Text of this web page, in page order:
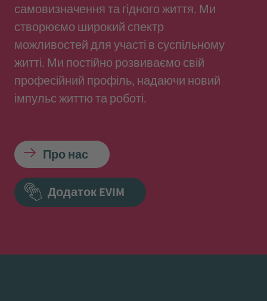
самовизначення та гідного життя. Ми
створюємо широкий спектр
можливостей для участі в суспільному
житті. Ми постійно розвиваємо свій
професійний профіль, надаючи новий
імпульс життю та роботі.
Про нас
Додаток EVIM